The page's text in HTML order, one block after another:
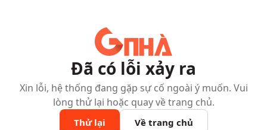
Đã có lỗi xảy ra
Xin lỗi, hệ thống đang gặp sự cố ngoài ý muốn. Vui
lòng thử lại hoặc quay về trang chủ.
Thử lại Về trang chủ